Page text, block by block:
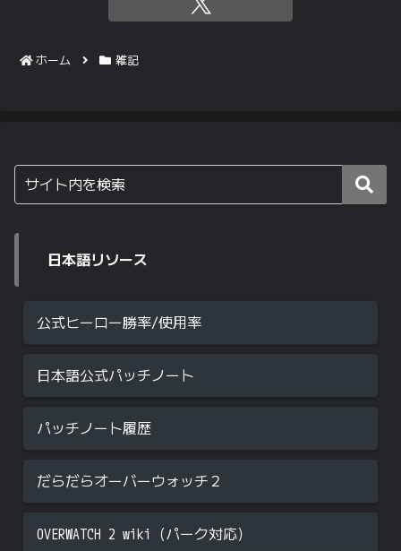
ホーム 雑記
日本語リソース
公式ヒーロー勝率/使用率
日本語公式パッチノート
パッチノート履歴
だらだらオーバーウォッチ２
OVERWATCH 2 wiki（パーク対応）